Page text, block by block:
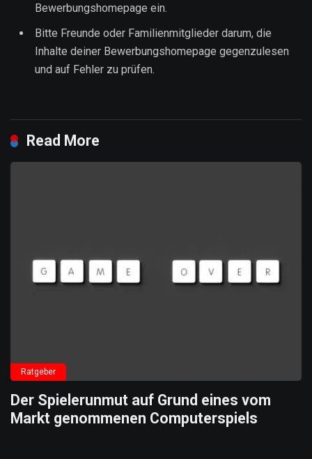
Bewerbungshomepage ein.
Bitte Freunde oder Familienmitglieder darum, die
Inhalte deiner Bewerbungshomepage gegenzulesen
und auf Fehler zu prüfen.
Read More
Ratgeber
Der Spielerunmut auf Grund eines vom
Markt genommenen Computerspiels